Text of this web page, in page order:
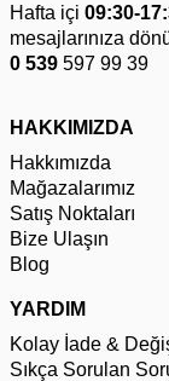
Hafta içi 09:30-
mesajlarınıza
0 539 597 99 39
HAKKIMIZDA
Hakkımızda
Mağazalarımız
Satış Noktaları
Bize Ulaşın
Blog
YARDIM
Kolay İade &
Sıkça Sorulan